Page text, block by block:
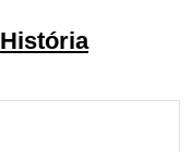
História